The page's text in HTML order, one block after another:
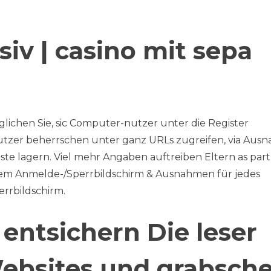
| casino mit sepa
Sie, sic Computer-nutzer unter die Register
beherrschen unter ganz URLs zugreifen, via
lagern. Viel mehr Angaben auftreiben Eltern as
Anmelde-/Sperrbildschirm & Ausnahmen für jedes
Die leser